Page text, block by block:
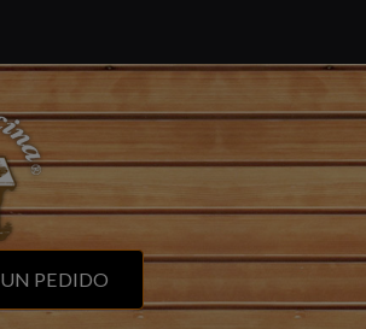
PEDIDO